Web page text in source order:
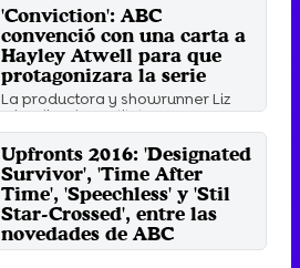
la ...
Jueves 10 Noviembre 2016 12:22
'Conviction': ABC
convenció con una carta a
Hayley Atwell para que
protagonizara la serie
La productora y showrunner Liz
Friendland constitutye un gran
ejemplo de lo lejos que ...
Martes 4 Octubre 2016 10:12
Upfronts 2016: 'Designated
Survivor', 'Time After
Time', 'Speechless' y 'Stil
Star-Crossed', entre las
novedades de ABC
Te contamos cómo quedará la